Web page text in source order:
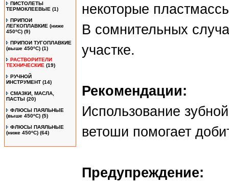
ПИСТОЛЕТЫ
ТЕРМОКЛЕЕВЫЕ (1)
ПРИПОИ
ЛЕГКОПЛАВКИЕ (ниже
450ºС) (9)
ПРИПОИ ТУГОПЛАВКИЕ
(выше 450ºС) (1)
РАСТВОРИТЕЛИ
ТЕХНИЧЕСКИЕ (19)
РУЧНОЙ
ИНСТРУМЕНТ (14)
СМАЗКИ, МАСЛА,
ПАСТЫ (20)
ФЛЮСЫ ПАЯЛЬНЫЕ
(выше 450ºC) (5)
ФЛЮСЫ ПАЯЛЬНЫЕ
(ниже 450ºC) (64)
некоторые
В сомнительных
участке.
Рекомендации:
Использование
ветоши помогает
Предупреждение: